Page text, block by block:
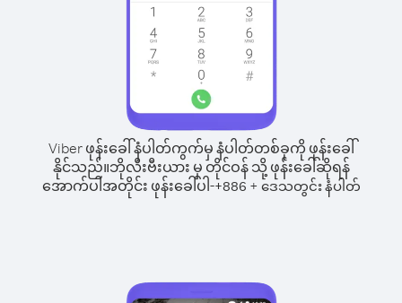
Viber ဖုန်းခေါ်နံပါတ်ကွက်မှ နံပါတ်တစ်ခုကို ဖုန်းခေါ်
နိုင်သည်။ဘိုလီးဗီးယား မှ တိုင်ဝန် သို့ ဖုန်းခေါ်ဆိုရန်
အောက်ပါအတိုင်း ဖုန်းခေါ်ပါ-+886 + ဒေသတွင်း နံပါတ်